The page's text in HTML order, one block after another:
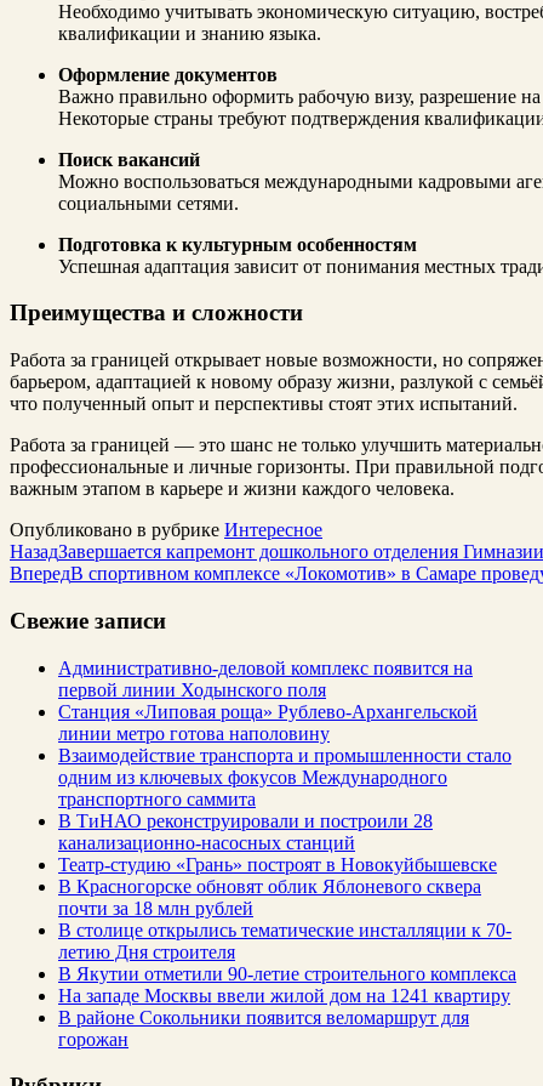
Необходимо учитывать экономическую ситуацию,
квалификации и знанию языка.
Оформление документов
Важно правильно оформить рабочую визу, разрешение
Некоторые страны требуют подтверждения
Поиск вакансий
Можно воспользоваться международными кадровыми
социальными сетями.
Подготовка к культурным особенностям
Успешная адаптация зависит от понимания местных
Преимущества и сложности
Работа за границей открывает новые возможности, но
барьером, адаптацией к новому образу жизни, разлукой с
что полученный опыт и перспективы стоят этих испытаний.
Работа за границей — это шанс не только улучшить
профессиональные и личные горизонты. При правильной
важным этапом в карьере и жизни каждого человека.
Опубликовано в рубрике Интересное
НазадЗавершается капремонт дошкольного отделения
ВпередВ спортивном комплексе «Локомотив» в Самаре
Свежие записи
Административно-деловой комплекс появится на
первой линии Ходынского поля
Станция «Липовая роща» Рублево-Архангельской
линии метро готова наполовину
Взаимодействие транспорта и промышленности стало
одним из ключевых фокусов Международного
транспортного саммита
В ТиНАО реконструировали и построили 28
канализационно-насосных станций
Театр-студию «Грань» построят в Новокуйбышевске
В Красногорске обновят облик Яблоневого сквера
почти за 18 млн рублей
В столице открылись тематические инсталляции к 70-
летию Дня строителя
В Якутии отметили 90-летие строительного комплекса
На западе Москвы ввели жилой дом на 1241 квартиру
В районе Сокольники появится веломаршрут для
горожан